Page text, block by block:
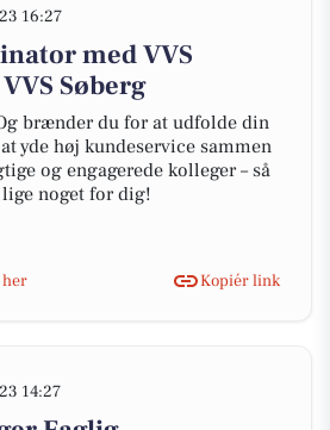
16:27
med VVS
Søberg
brænder du for at udfolde din
yde høj kundeservice sammen
og engagerede kolleger – så
noget for dig!
Kopiér link
14:27